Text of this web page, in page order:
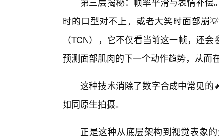
时的口型对不上，或者大笑时面部崩
（TCN），它不仅看当前这一帧，还
预测面部肌肉的下一个动作趋势，从而
这种技术消除了数字合成中常见的
如同原生拍摄。
正是这种从底层架构到视觉表象